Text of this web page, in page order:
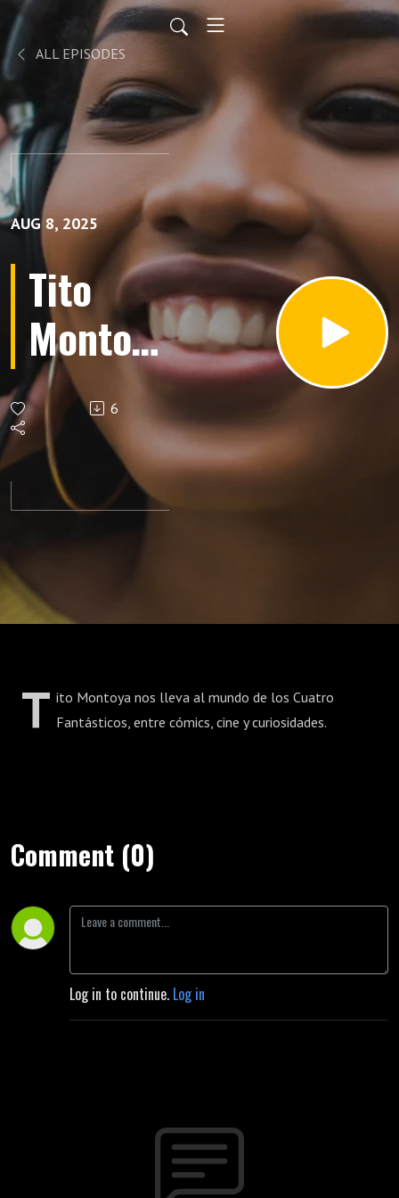
ALL EPISODES
AUG 8, 2025
Tito
Montoya
Agosto
8 2025
6
T ito Montoya nos lleva al mundo de los Cuatro
Fantásticos, entre cómics, cine y curiosidades.
Comment (0)
Log in to continue. Log in